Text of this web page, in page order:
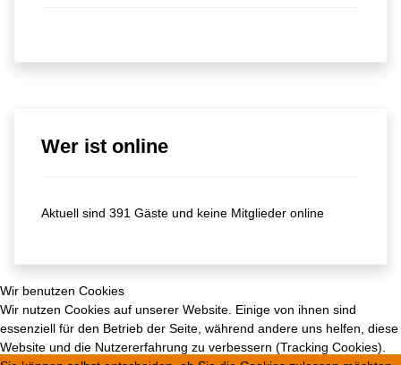
Wer ist online
Aktuell sind 391 Gäste und keine Mitglieder online
Wir benutzen Cookies
Wir nutzen Cookies auf unserer Website. Einige von ihnen sind
essenziell für den Betrieb der Seite, während andere uns helfen, diese
Website und die Nutzererfahrung zu verbessern (Tracking Cookies).